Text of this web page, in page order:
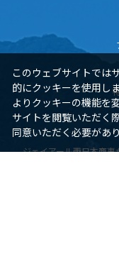
ジェイアール西日本商
このウェブサイトでは
的にクッキーを使用し
よりクッキーの機能を
サイトを閲覧いただく
同意いただく必要があり